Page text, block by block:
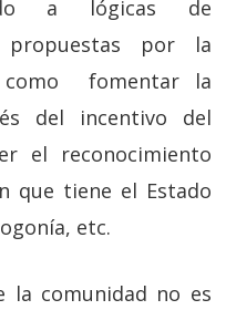
a lógicas de
propuestas por la
como fomentar la
del incentivo del
el reconocimiento
que tiene el Estado
etc.
no es